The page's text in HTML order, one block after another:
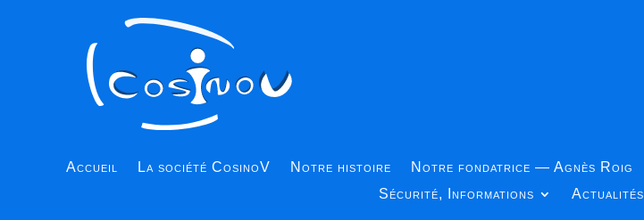
Accueil La société CosinoV Notre histoire Notre fondatrice — Agnès Roig
Sécurité, Informations
Actualités